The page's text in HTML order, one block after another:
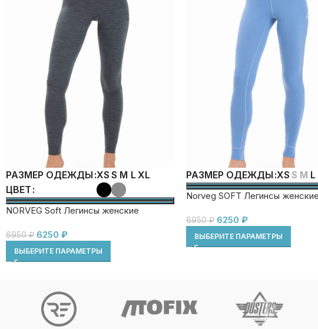
РАЗМЕР ОДЕЖДЫ XS S M L XL
ЦВЕТ
NORVEG Soft Легинсы женские
6950₽ 6250 ₽
ВЫБЕРИТЕ ПАРАМЕТРЫ
РАЗМЕР ОДЕЖДЫ XS S M L
Norveg SOFT Легинсы
6950₽ 6250 ₽
ВЫБЕРИТЕ ПАРАМЕТРЫ